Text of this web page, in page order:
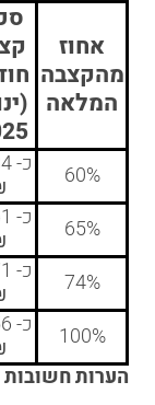
אחוז
מהקצבה
המלאה
60%
65%
74%
100%
הערות